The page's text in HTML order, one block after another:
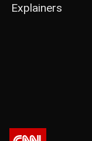
Explainers